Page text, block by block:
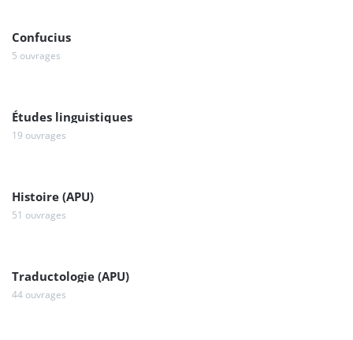
Confucius
5 ouvrages
Études linguistiques
19 ouvrages
Histoire (APU)
51 ouvrages
Traductologie (APU)
44 ouvrages